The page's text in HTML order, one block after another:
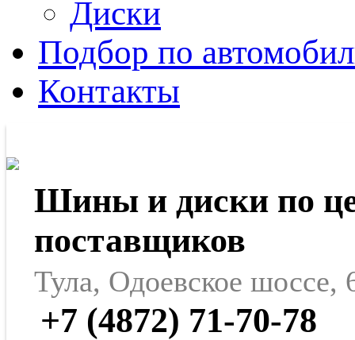
Диски
Подбор по
Контакты
Шины и диски по
поставщиков
Тула, Одоевское шоссе,
+7 (4872) 71-70-78